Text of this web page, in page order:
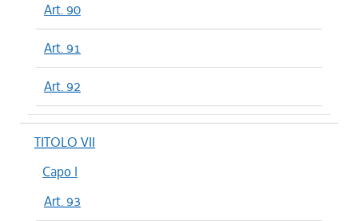
Art. 90
Art. 91
Art. 92
TITOLO VII
Capo I
Art. 93